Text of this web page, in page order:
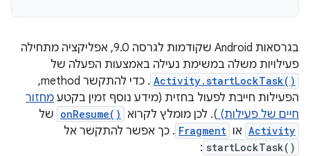
בגרסאות Android שקודמות לגרסה 9.0, אפליקציה מתחילה
פעילויות משלה במשימת נעילה באמצעות הפעלה של
Activity.startLockTask()
. כדי להתקשר method,
הפעילות חייבת לפעול בחזית (מידע נוסף זמין בקטע מחזור
חיים של פעילות) ). לכן מומלץ לקרוא onResume() של
Activity או Fragment . כך אפשר להתקשר אל
startLockTask()
: